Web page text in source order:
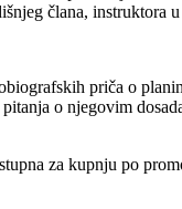
člana, instruktora
priča o
o njegovim
za kupnju po